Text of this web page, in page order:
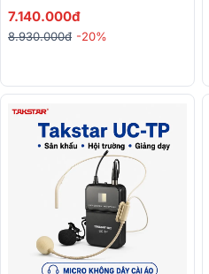
7.140.000đ
8.930.000đ -20%